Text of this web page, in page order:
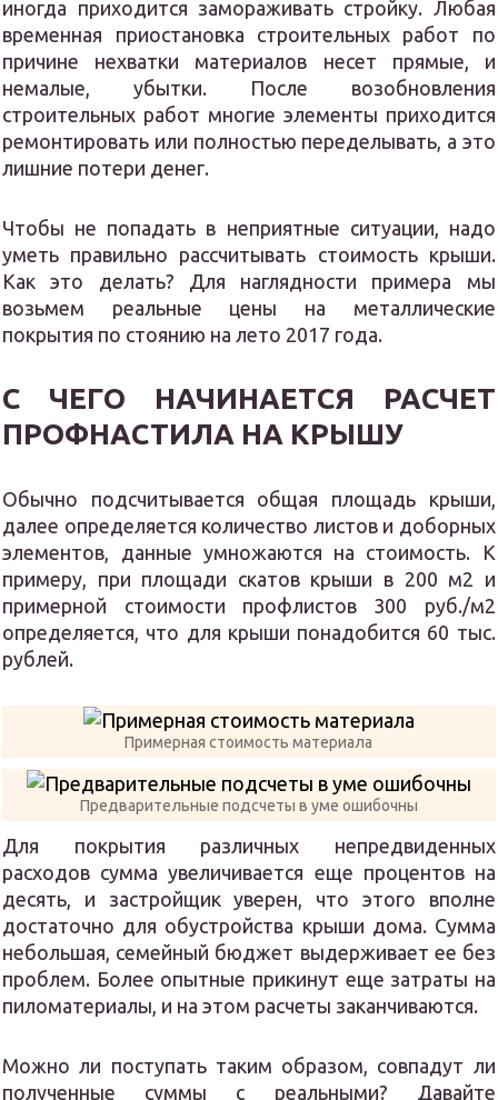
иногда приходится замораживать стройку. Любая
временная приостановка строительных работ по
причине нехватки материалов несет прямые, и
немалые, убытки. После возобновления
строительных работ многие элементы приходится
ремонтировать или полностью переделывать, а это
лишние потери денег.
Чтобы не попадать в неприятные ситуации, надо
уметь правильно рассчитывать стоимость крыши.
Как это делать? Для наглядности примера мы
возьмем реальные цены на металлические
покрытия по стоянию на лето 2017 года.
С ЧЕГО НАЧИНАЕТСЯ РАСЧЕТ
ПРОФНАСТИЛА НА КРЫШУ
Обычно подсчитывается общая площадь крыши,
далее определяется количество листов и доборных
элементов, данные умножаются на стоимость. К
примеру, при площади скатов крыши в 200 м2 и
примерной стоимости профлистов 300 руб./м2
определяется, что для крыши понадобится 60 тыс.
рублей.
Примерная стоимость материала
Предварительные подсчеты в уме ошибочны
Для покрытия различных непредвиденных
расходов сумма увеличивается еще процентов на
десять, и застройщик уверен, что этого вполне
достаточно для обустройства крыши дома. Сумма
небольшая, семейный бюджет выдерживает ее без
проблем. Более опытные прикинут еще затраты на
пиломатериалы, и на этом расчеты заканчиваются.
Можно ли поступать таким образом, совпадут ли
полученные суммы с реальными? Давайте